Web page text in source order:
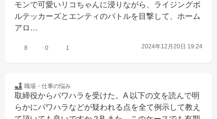
モンで可愛いリコちゃんに浸りながら、ライジングボ
ルテッカーズとエンティのバトルを目撃して、ホーム
アロ…
8 0 1 2024年12月20日 19:24
職場・仕事の悩み
取締役からパワハラを受けた。A 以下の文を読んで明
らかにパワハラなどが疑われる点を全て例示して教え